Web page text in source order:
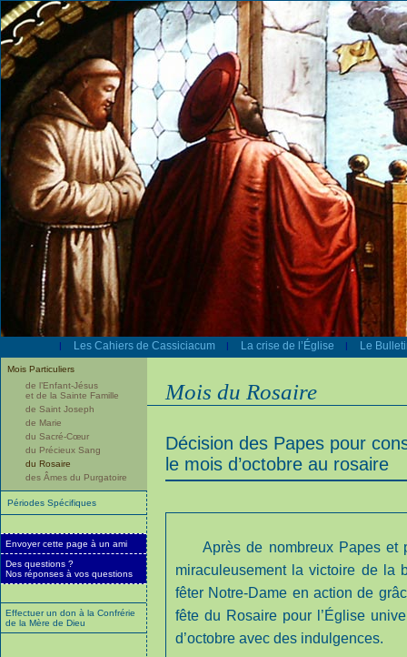
| Les Cahiers de Cassiciacum | La crise de l’Église | Le
Mois Particuliers
de l’Enfant-Jésus
et de la Sainte Famille
de Saint Joseph
de Marie
du Sacré-Cœur
du Précieux Sang
du Rosaire
des Âmes du Purgatoire
Périodes Spécifiques
Envoyer cette page à un ami
Des questions ?
Nos réponses à vos questions
Effectuer un don à la Confrérie
de la Mère de Dieu
Mois du Rosaire
Décision des Papes pour
le mois d’octobre au rosaire
Après de nombreux Papes
miraculeusement la victoire de la
fêter Notre-Dame en action de
fête du Rosaire pour l’Église
d’octobre avec des indulgences.